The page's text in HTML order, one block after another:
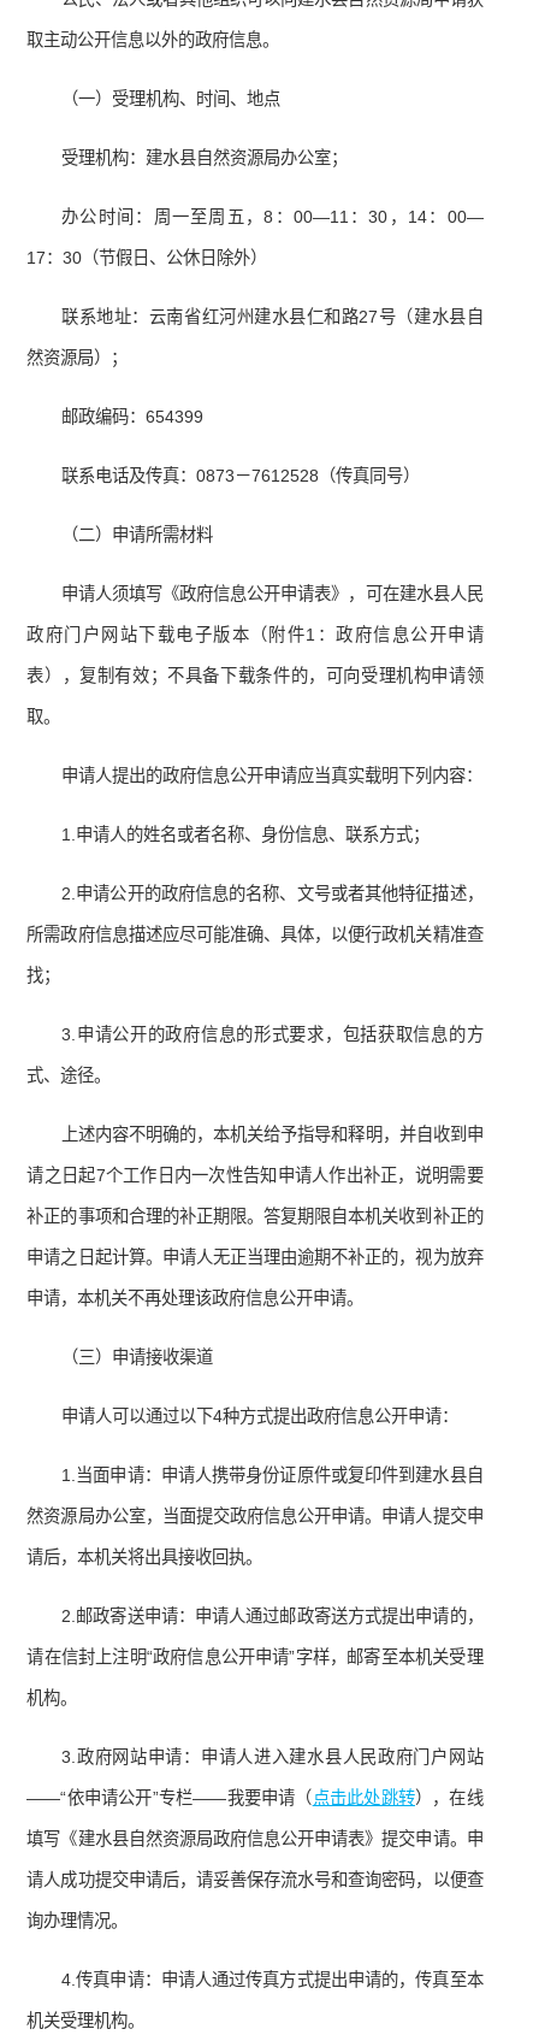
取主动公开信息以外的政府信息。
（一）受理机构、时间、地点
受理机构：建水县自然资源局办公室；
办公时间：周一至周五，8：00—11：30，14：00—
17：30（节假日、公休日除外）
联系地址：云南省红河州建水县仁和路27号（建水县自
然资源局）；
邮政编码：654399
联系电话及传真：0873－7612528（传真同号）
（二）申请所需材料
申请人须填写《政府信息公开申请表》，可在建水县人民
政府门户网站下载电子版本（附件1：政府信息公开申请
表），复制有效；不具备下载条件的，可向受理机构申请领
取。
申请人提出的政府信息公开申请应当真实载明下列内容：
1.申请人的姓名或者名称、身份信息、联系方式；
2.申请公开的政府信息的名称、文号或者其他特征描述，
所需政府信息描述应尽可能准确、具体，以便行政机关精准查
找；
3.申请公开的政府信息的形式要求，包括获取信息的方
式、途径。
上述内容不明确的，本机关给予指导和释明，并自收到申
请之日起7个工作日内一次性告知申请人作出补正，说明需要
补正的事项和合理的补正期限。答复期限自本机关收到补正的
申请之日起计算。申请人无正当理由逾期不补正的，视为放弃
申请，本机关不再处理该政府信息公开申请。
（三）申请接收渠道
申请人可以通过以下4种方式提出政府信息公开申请：
1.当面申请：申请人携带身份证原件或复印件到建水县自
然资源局办公室，当面提交政府信息公开申请。申请人提交申
请后，本机关将出具接收回执。
2.邮政寄送申请：申请人通过邮政寄送方式提出申请的，
请在信封上注明“政府信息公开申请”字样，邮寄至本机关受理
机构。
3.政府网站申请：申请人进入建水县人民政府门户网站
——“依申请公开”专栏——我要申请（ 点击此处跳转），在线
填写《建水县自然资源局政府信息公开申请表》提交申请。申
请人成功提交申请后，请妥善保存流水号和查询密码，以便查
询办理情况。
4.传真申请：申请人通过传真方式提出申请的，传真至本
机关受理机构。